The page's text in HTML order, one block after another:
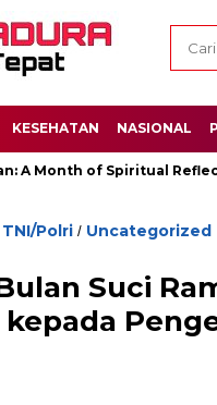
KESEHATAN NASIONAL
of Spiritual Reflection,
TNI/Polri / Uncategorized
Suci